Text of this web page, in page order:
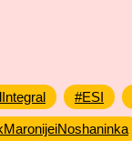
#ESI